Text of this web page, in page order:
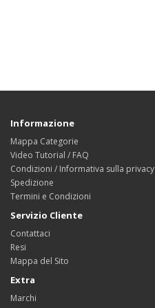
Informazione
Mappa Categorie
Video Tutorial / FAQ
Condizioni / Informativa sulla privacy
Spedizione
Termini e Condizioni
Servizio Cliente
Contattaci
Resi
Mappa del Sito
Extra
Marchi